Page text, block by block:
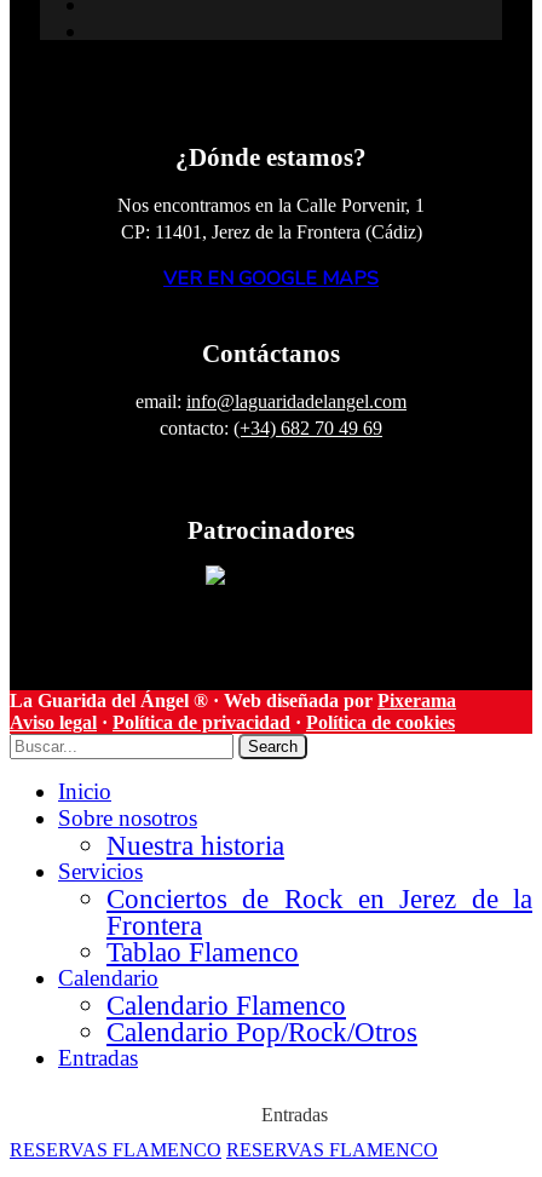
¿Dónde estamos?
Nos encontramos en la Calle Porvenir, 1
CP: 11401, Jerez de la Frontera (Cádiz)
VER EN GOOGLE MAPS
Contáctanos
email: info@laguaridadelangel.com
contacto: (+34) 682 70 49 69
Patrocinadores
La Guarida del Ángel ® · Web diseñada por Pixerama
Aviso legal · Política de privacidad · Política de cookies
Search
Inicio
Sobre nosotros
Nuestra historia
Servicios
Conciertos de Rock en Jerez de la
Frontera
Tablao Flamenco
Calendario
Calendario Flamenco
Calendario Pop/Rock/Otros
Entradas
Entradas
RESERVAS FLAMENCO RESERVAS FLAMENCO